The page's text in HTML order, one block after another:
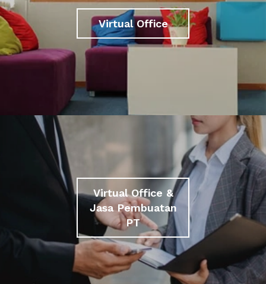
Virtual Office
Virtual Office &
Jasa Pembuatan
PT